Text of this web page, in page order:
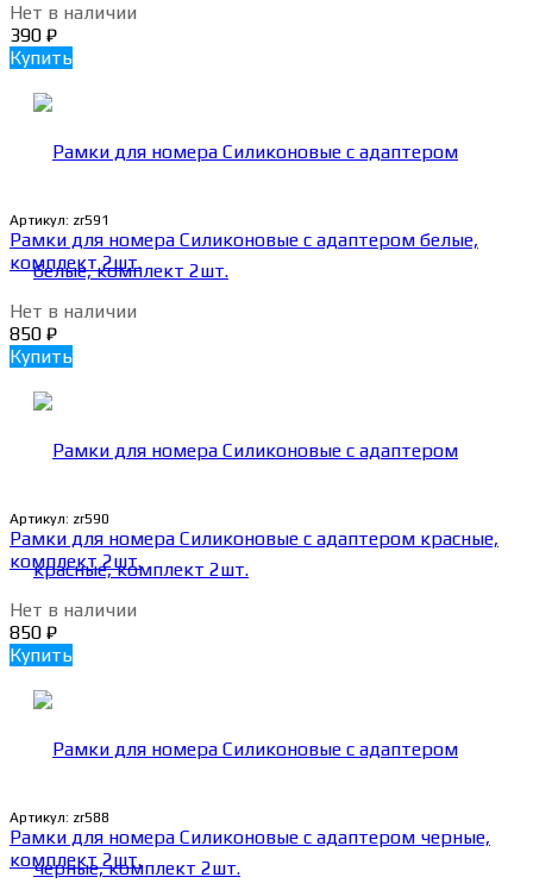
Нет в наличии
390 ₽
Купить
Артикул: zr591
Рамки для номера Силиконовые с адаптером белые,
комплект 2шт.
Нет в наличии
850 ₽
Купить
Артикул: zr590
Рамки для номера Силиконовые с адаптером красные,
комплект 2шт.
Нет в наличии
850 ₽
Купить
Артикул: zr588
Рамки для номера Силиконовые с адаптером черные,
комплект 2шт.